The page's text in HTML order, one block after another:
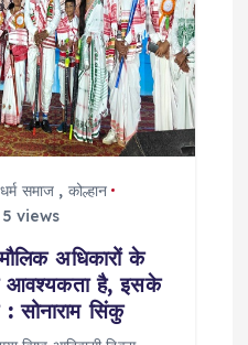
धर्म समाज , कोल्हान
5 views
अधिकारों के
आवश्यकता है, इसके
: सोनाराम सिंकु